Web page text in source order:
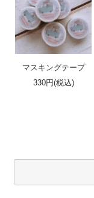
マスキングテープ
330円(税込)